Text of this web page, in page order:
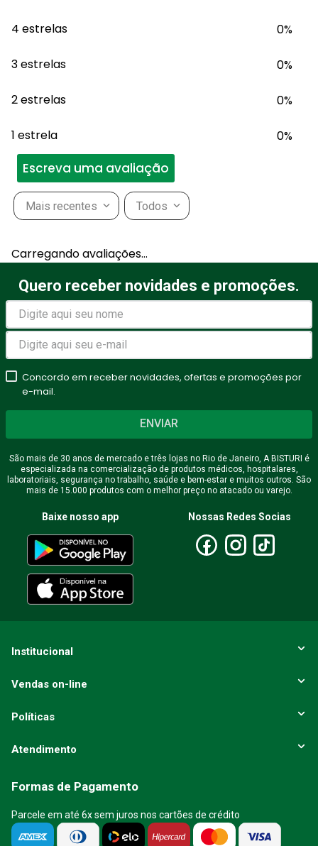
4 estrelas 0%
3 estrelas 0%
2 estrelas 0%
1 estrela 0%
Escreva uma avaliação
Avalie o produto de 1 a 5
estrelas
★★★★★
Seu nome
Endereço de email
Escreva uma avaliação
ENVIAR AVALIAÇÃO
Mais recentes Todos
Carregando avaliações…
Quero receber novidades e promoções.
Concordo em receber novidades, ofertas e promoções por
e-mail.
ENVIAR
São mais de 30 anos de mercado e três lojas no Rio de Janeiro, A BISTURI é
especializada na comercialização de produtos médicos, hospitalares,
laboratoriais, segurança no trabalho, saúde e bem-estar e muitos outros. São
mais de 15.000 produtos com o melhor preço no atacado ou varejo.
Baixe nosso app Nossas Redes Socias
Institucional
Vendas on-line
Políticas
Atendimento
Formas de Pagamento
Parcele em até 6x sem juros nos cartões de crédito